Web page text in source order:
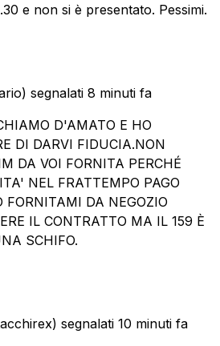
e non si è presentato. Pessimi.
segnalati 8 minuti fa
D'AMATO E HO
DI DARVI FIDUCIA.NON
DA VOI FORNITA PERCHÉ
NEL FRATTEMPO PAGO
DA NEGOZIO
IL CONTRATTO MA IL 159 È
SCHIFO.
segnalati 10 minuti fa